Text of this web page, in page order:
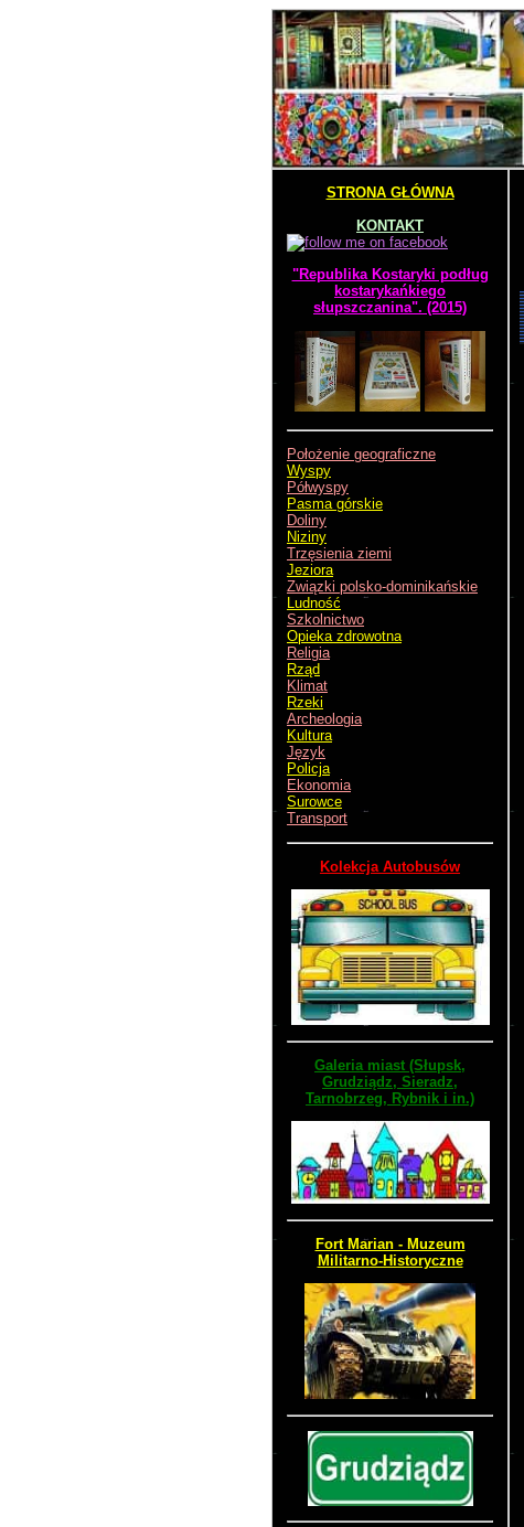
STRONA GŁÓWNA
KONTAKT
"Republika Kostaryki podług
kostarykańkiego
słupszczanina". (2015)
Położenie geograficzne
Wyspy
Półwyspy
Pasma górskie
Doliny
Niziny
Trzęsienia ziemi
Jeziora
Związki polsko-dominikańskie
Ludność
Szkolnictwo
Opieka zdrowotna
Religia
Rząd
Klimat
Rzeki
Archeologia
Kultura
Język
Policja
Ekonomia
Surowce
Transport
Kolekcja Autobusów
Galeria miast (Słupsk,
Grudziądz, Sieradz,
Tarnobrzeg, Rybnik i in.)
Fort Marian - Muzeum
Militarno-Historyczne